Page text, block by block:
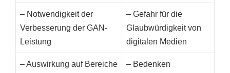
– Notwendigkeit der
Verbesserung der GAN-
Leistung
– Gefahr für die
Glaubwürdigkeit von
digitalen Medien
– Auswirkung auf Bereiche
– Bedenken